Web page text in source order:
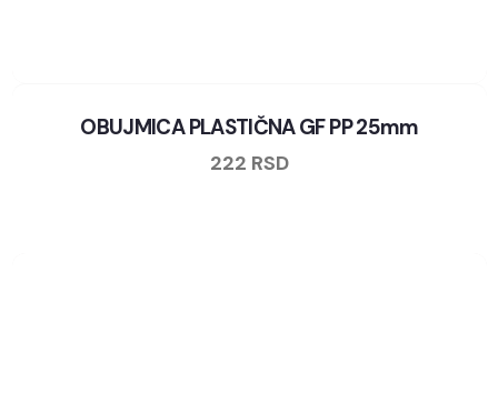
OBUJMICA PLASTIČNA GF PP 25mm
222 RSD